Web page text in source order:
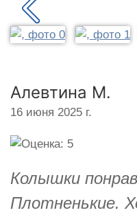
Алевтина М.
16 июня 2025 г.
Колышки
Плотненькие.